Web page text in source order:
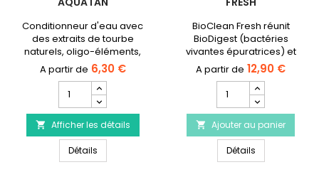
Conditionneur d'eau avec
des extraits de tourbe
naturels, oligo-éléments,
vitamines et acides
humiques.
6,30 €
quantité
du
produit
SERA
Blackwater
Aquatan
 Afficher les détails
DétailsSERA Blackwater Aquatan
BioClean Fresh réunit
BioDigest (bactéries
vivantes épuratrices) et
BioTrace (micronutriments)
pour un nettoyage
biologique efficace de
votre aquarium d’eau
douce.Existe aussi en
conditionnement de
30 ampoules
12,90 €
quantité
du
produit
PRODIBIO
BioClean
Fresh
 Ajouter au panier
DétailsPRODIBIO